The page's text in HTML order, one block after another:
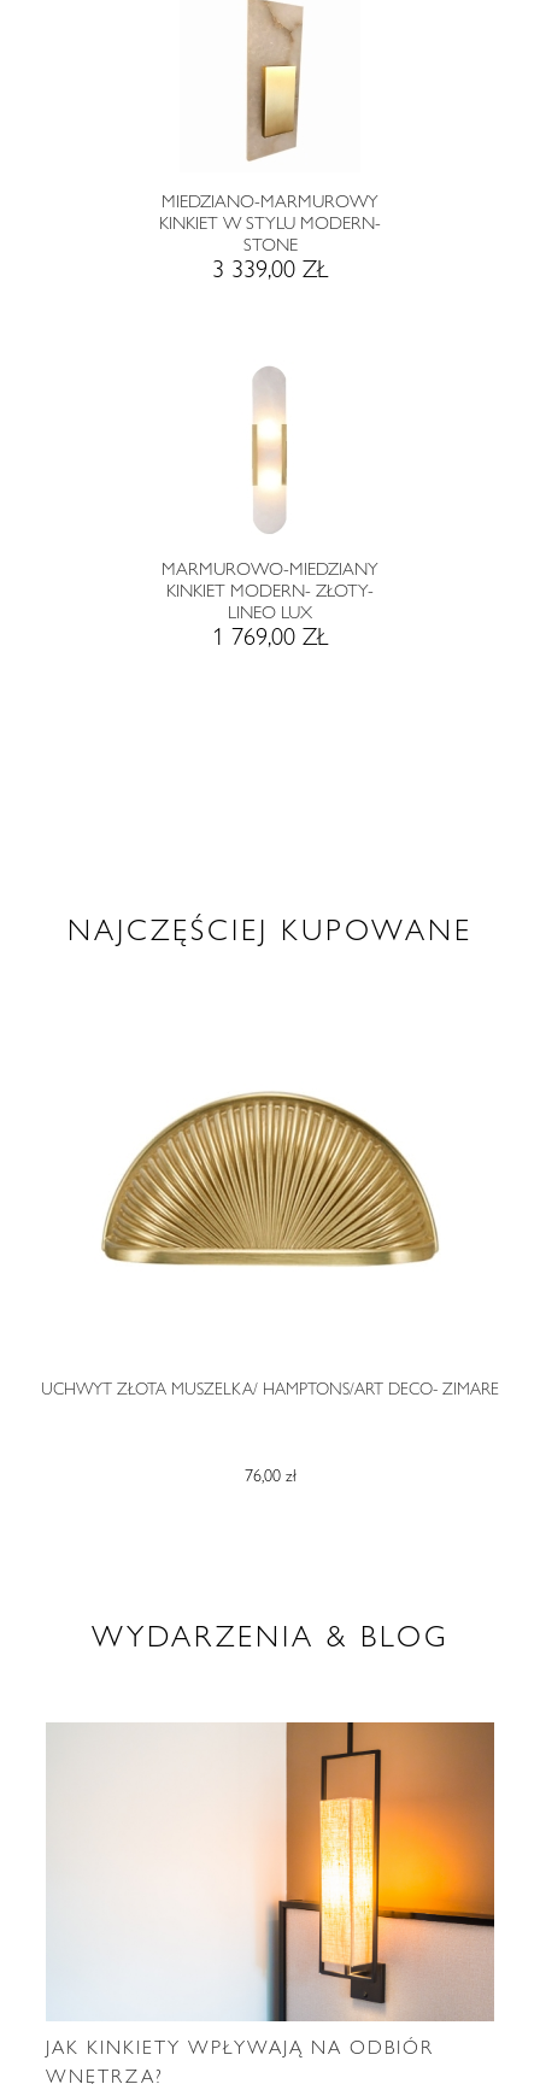
MIEDZIANO-MARMUROWY
KINKIET W STYLU MODERN-
STONE
3 339,00 ZŁ
MARMUROWO-MIEDZIANY
KINKIET MODERN- ZŁOTY-
LINEO LUX
1 769,00 ZŁ
NAJCZĘŚCIEJ KUPOWANE
UCHWYT ZŁOTA MUSZELKA/ HAMPTONS/ART DECO- ZIMARE
76,00 zł
WYDARZENIA & BLOG
JAK KINKIETY WPŁYWAJĄ NA ODBIÓR
WNĘTRZA?